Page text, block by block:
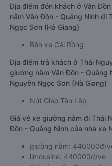
Địa điểm đón khách ở Vân
nằm Vân Đồn - Quảng Ninh đi
Ngọc Sơn (Hà Giang)
Bến xe Cái Rồng
Địa điểm trả khách ở Thái
giường nằm Vân Đồn - Quảng
Nguyên Ngọc Sơn (Hà Giang)
Nút Giao Tân Lập
Giá vé xe giường nằm đi Thái
Đồn - Quảng Ninh của nhà xe
giường nằm: 440000đ/
limousine: 440000đ/vé